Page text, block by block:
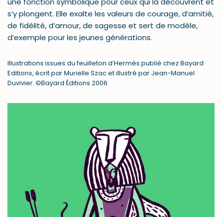
s’y plongent. Elle exalte les valeurs de courage, d’amitié,
de fidélité, d’amour, de sagesse et sert de modèle,
d’exemple pour les jeunes générations.
Illustrations issues du feuilleton d’Hermès publié chez Bayard
Editions, écrit par Murielle Szac et illustré par Jean-Manuel
Duvivier. ©Bayard Éditions 2006